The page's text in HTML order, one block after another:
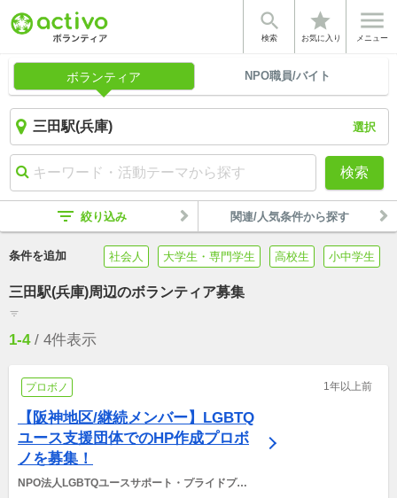

検索
star
お気に入り

メニュー
ボランティア NPO職員/バイト
選択
検索
filter_list 絞り込み 関連/人気条件から探す
条件を追加 社会人 大学生・専門学生 高校生 小中学生
三田駅(兵庫)周辺のボランティア募集
filter_list
1-4 / 4件表示
プロボノ 1年以上前
【阪神地区/継続メンバー】LGBTQ
ユース支援団体でのHP作成プロボ
ノを募集！
NPO法人LGBTQユースサポート・プライドプロ